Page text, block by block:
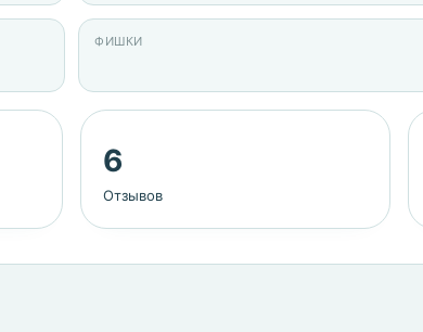
ФИШКИ
6
Отзывов